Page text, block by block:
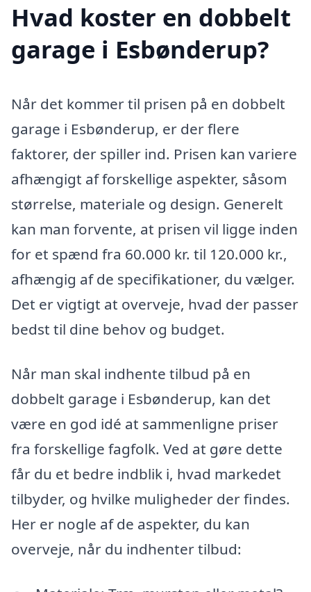
Hvad koster en dobbelt
garage i Esbønderup?
Når det kommer til prisen på en dobbelt
garage i Esbønderup, er der flere
faktorer, der spiller ind. Prisen kan variere
afhængigt af forskellige aspekter, såsom
størrelse, materiale og design. Generelt
kan man forvente, at prisen vil ligge inden
for et spænd fra 60.000 kr. til 120.000 kr.,
afhængig af de specifikationer, du vælger.
Det er vigtigt at overveje, hvad der passer
bedst til dine behov og budget.
Når man skal indhente tilbud på en
dobbelt garage i Esbønderup, kan det
være en god idé at sammenligne priser
fra forskellige fagfolk. Ved at gøre dette
får du et bedre indblik i, hvad markedet
tilbyder, og hvilke muligheder der findes.
Her er nogle af de aspekter, du kan
overveje, når du indhenter tilbud: